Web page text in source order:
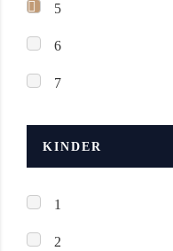
5
6
7
KINDER
1
2